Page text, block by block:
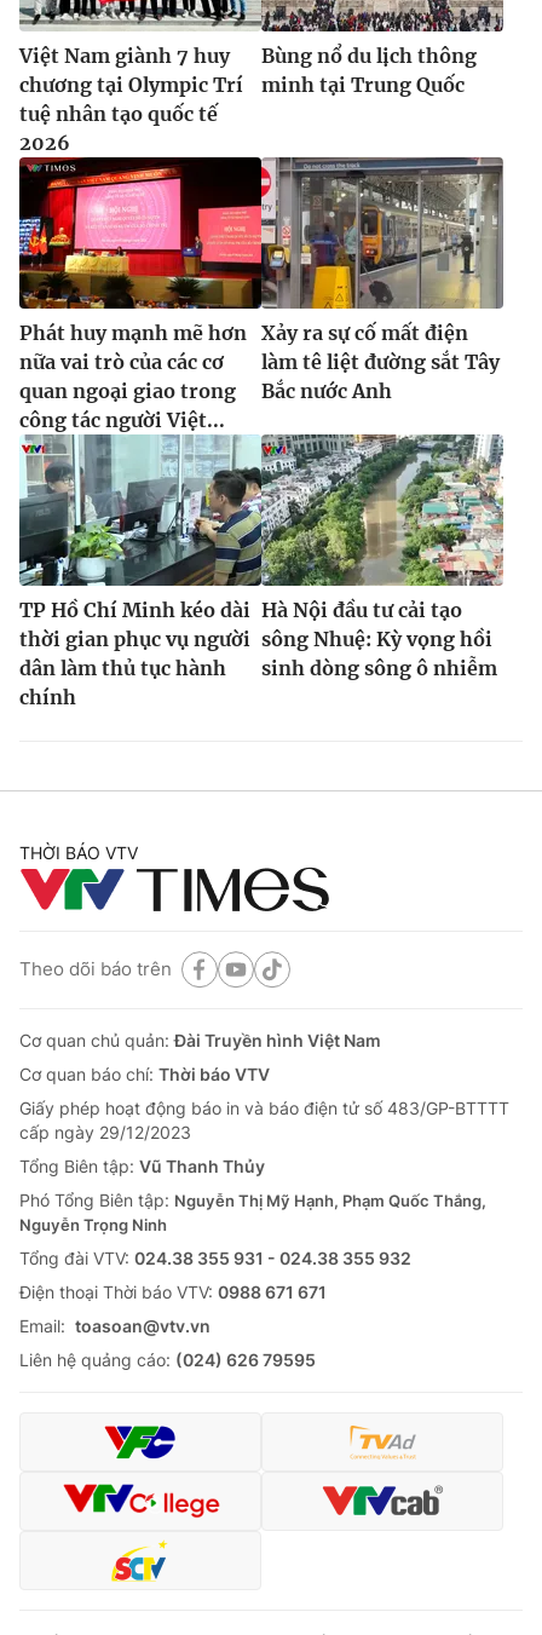
Việt Nam giành 7 huy
chương tại Olympic Trí
tuệ nhân tạo quốc tế
2026
Bùng nổ du lịch thông
minh tại Trung Quốc
Phát huy mạnh mẽ hơn
nữa vai trò của các cơ
quan ngoại giao trong
công tác người Việt...
Xảy ra sự cố mất điện
làm tê liệt đường sắt Tây
Bắc nước Anh
TP Hồ Chí Minh kéo dài
thời gian phục vụ người
dân làm thủ tục hành
chính
Hà Nội đầu tư cải tạo
sông Nhuệ: Kỳ vọng hồi
sinh dòng sông ô nhiễm
THỜI BÁO VTV
Theo dõi báo trên
Cơ quan chủ quản:Đài Truyền hình Việt Nam
Cơ quan báo chí: Thời báo VTV
Giấy phép hoạt động báo in và báo điện tử số 483/GP-BTTTT
cấp ngày 29/12/2023
Tổng Biên tập: Vũ Thanh Thủy
Phó Tổng Biên tập: Nguyễn Thị Mỹ Hạnh, Phạm Quốc Thắng,
Nguyễn Trọng Ninh
Tổng đài VTV: 024.38 355 931 - 024.38 355 932
Ðiện thoại Thời báo VTV: 0988 671 671
Email: toasoan@vtv.vn
Liên hệ quảng cáo: (024) 626 79595